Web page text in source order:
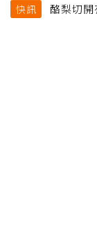
快訊
酪梨切開